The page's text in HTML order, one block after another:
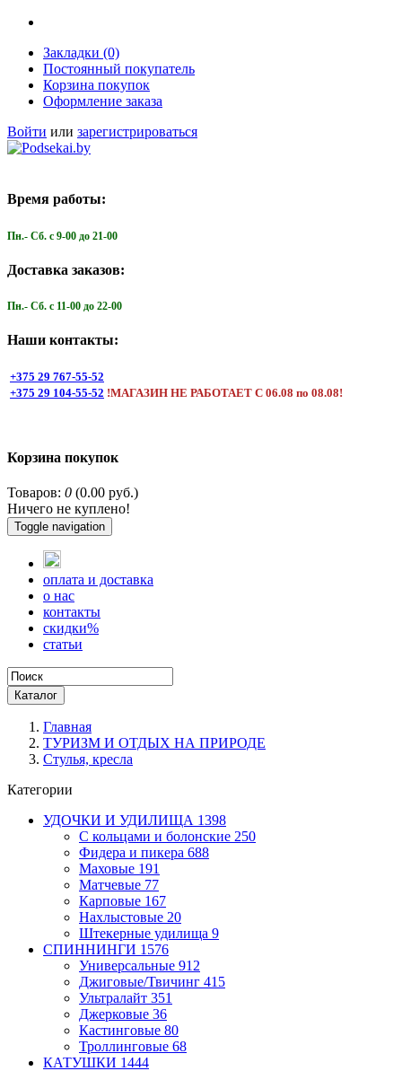
Закладки (0)
Постоянный покупатель
Корзина покупок
Оформление заказа
Войти или зарегистрироваться
Время работы:
Пн.- Cб. с 9-00 до 21-00
Доставка заказов:
Пн.- Cб. с 11-00 до 22-00
Наши контакты:
+375 29 767-55-52
+375 29 104-55-52 !МАГАЗИН НЕ РАБОТАЕТ С 06.08 по 08.08!
Корзина покупок
Товаров: 0 (0.00 руб.)
Ничего не куплено!
Toggle navigation
оплата и доставка
о нас
контакты
скидки%
статьи
Каталог
Главная
ТУРИЗМ И ОТДЫХ НА ПРИРОДЕ
Стулья, кресла
Категории
УДОЧКИ И УДИЛИЩА 1398
С кольцами и болонские 250
Фидера и пикера 688
Маховые 191
Матчевые 77
Карповые 167
Нахлыстовые 20
Штекерные удилища 9
СПИННИНГИ 1576
Универсальные 912
Джиговые/Твичинг 415
Ультралайт 351
Джерковые 36
Кастинговые 80
Троллинговые 68
КАТУШКИ 1444